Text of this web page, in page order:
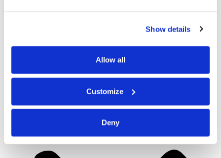
Show details
Allow all
Customize
Deny